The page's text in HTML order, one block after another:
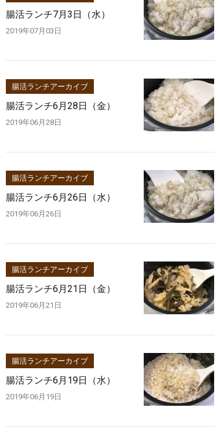
腸活ランチ7月3日（水）
2019年07月03日
腸活ランチアーカイブ
腸活ランチ6月28日（金）
2019年06月28日
腸活ランチアーカイブ
腸活ランチ6月26日（水）
2019年06月26日
腸活ランチアーカイブ
腸活ランチ6月21日（金）
2019年06月21日
腸活ランチアーカイブ
腸活ランチ6月19日（水）
2019年06月19日